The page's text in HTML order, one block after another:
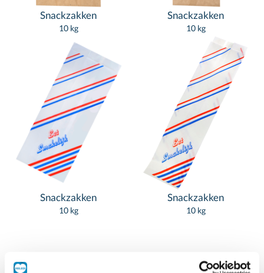
Snackzakken
10 kg
Snackzakken
10 kg
Snackzakken
10 kg
Snackzakken
10 kg